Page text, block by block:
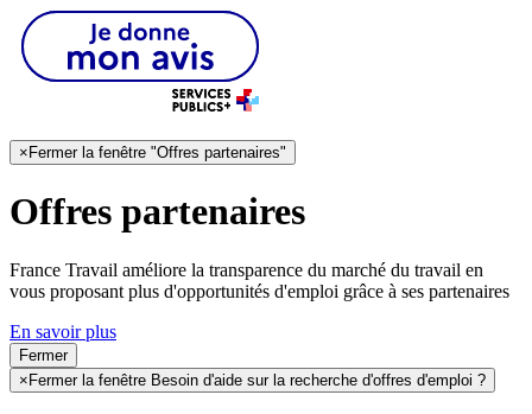
× Fermer la fenêtre "Offres partenaires"
Offres partenaires
France Travail améliore la transparence du marché du travail en
vous proposant plus d'opportunités d'emploi grâce à ses partenaires
En savoir plus
Fermer
× Fermer la fenêtre Besoin d'aide sur la recherche d'offres d'emploi ?